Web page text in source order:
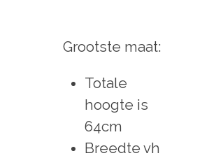
Grootste maat:
Totale
hoogte is
64cm
Breedte vh